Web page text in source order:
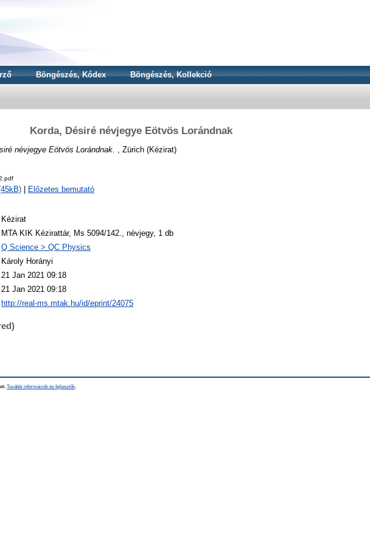
Böngészés, Kódex Böngészés, Kollekció
Korda, Désiré névjegye Eötvös Lorándnak
névjegye Eötvös Lorándnak. , Zürich (Kézirat)
Előzetes bemutató
Kézirat
MTA KIK Kézirattár, Ms 5094/142., névjegy, 1 db
Q Science > QC Physics
Károly Horányi
21 Jan 2021 09:18
21 Jan 2021 09:18
http://real-ms.mtak.hu/id/eprint/24075
További információk és fejlesztők